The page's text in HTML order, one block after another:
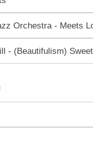
Orchestra - Meets
- (Beautifulism)